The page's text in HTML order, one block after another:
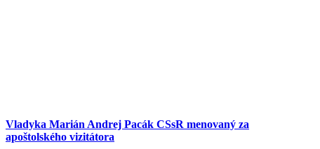
Vladyka Marián Andrej Pacák CSsR menovaný za
apoštolského vizitátora